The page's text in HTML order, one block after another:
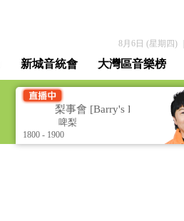
8月6日 (星期四)｜
新城音統會 大灣區音樂榜
梨事會 [Barry's Hub]
啤梨
1800 - 1900